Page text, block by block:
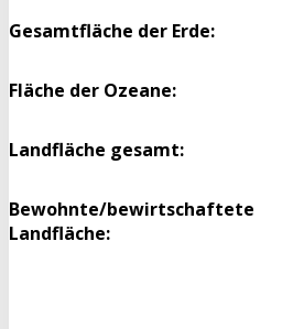
Gesamtfläche der Erde:
Fläche der Ozeane:
Landfläche gesamt:
Bewohnte/bewirtschaftete
Landfläche: